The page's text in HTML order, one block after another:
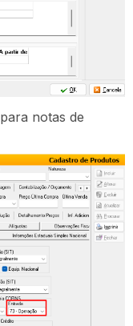
para notas de